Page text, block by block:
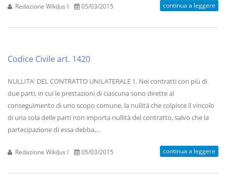
Redazione WikiJus I 05/03/2015 continua a leggere
Codice Civile art. 1420
NULLITA' DEL CONTRATTO UNILATERALE 1. Nei contratti con più di
due parti, in cui le prestazioni di ciascuna sono dirette al
conseguimento di uno scopo comune, la nullità che colpisce il vincolo
di una sola delle parti non importa nullità del contratto, salvo che la
partecipazione di essa debba,...
Redazione WikiJus I 05/03/2015 continua a leggere